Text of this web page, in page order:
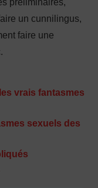
préliminaires,
un cunnilingus,
faire une
vrais fantasmes
sexuels des